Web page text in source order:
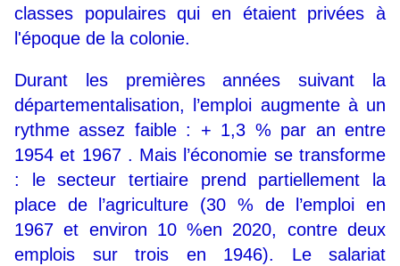
classes populaires qui en étaient privées à
l'époque de la colonie.
Durant les premières années suivant la
départementalisation, l’emploi augmente à un
rythme assez faible : + 1,3 % par an entre
1954 et 1967 . Mais l’économie se transforme
: le secteur tertiaire prend partiellement la
place de l’agriculture (30 % de l’emploi en
1967 et environ 10 %en 2020, contre deux
emplois sur trois en 1946). Le salariat